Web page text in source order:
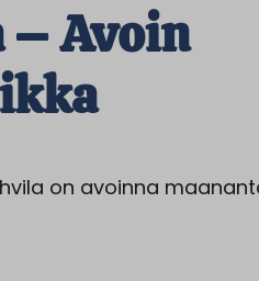
– Avoin
on avoinna